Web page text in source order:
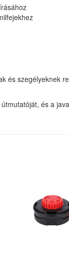
és szegélyeknek
és a